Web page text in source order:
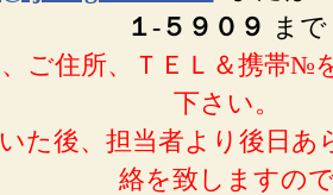
１-５９０９ まで
ご住所、ＴＥＬ＆携帯№
下さい。
た後、担当者より後日あ
絡を致しますの